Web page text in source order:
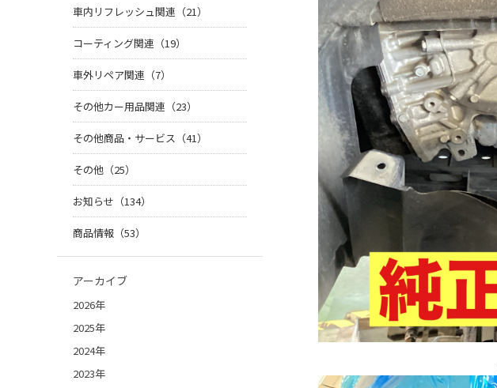
車内リフレッシュ関連（21）
コーティング関連（19）
車外リペア関連（7）
その他カー用品関連（23）
その他商品・サービス（41）
その他（25）
お知らせ（134）
商品情報（53）
アーカイブ
2026年
2025年
2024年
2023年